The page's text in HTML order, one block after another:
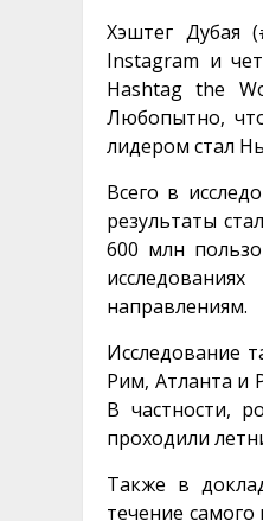
Хэштег Дубая
Instagram и
Hashtag the
Любопытно,
лидером стал
Всего в
результаты
600 млн
направлениям.
Исследование
Рим, Атланта и
В частности,
проходили
Также в
течение